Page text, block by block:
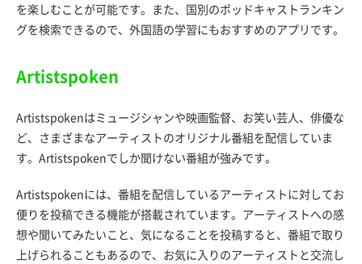
を楽しむことが可能です。また、国別のポッドキャストランキン
グを検索できるので、外国語の学習にもおすすめのアプリです。
Artistspoken
Artistspokenはミュージシャンや映画監督、お笑い芸人、俳優な
ど、さまざまなアーティストのオリジナル番組を配信していま
す。Artistspokenでしか聞けない番組が強みです。
Artistspokenには、番組を配信しているアーティストに対してお
便りを投稿できる機能が搭載されています。アーティストへの感
想や聞いてみたいこと、気になることを投稿すると、番組で取り
上げられることもあるので、お気に入りのアーティストと交流し